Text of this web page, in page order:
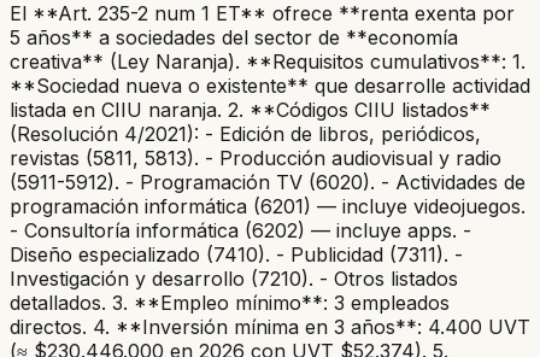
El **Art. 235-2 num 1 ET** ofrece **renta exenta por
5 años** a sociedades del sector de **economía
creativa** (Ley Naranja). **Requisitos cumulativos**: 1.
**Sociedad nueva o existente** que desarrolle actividad
listada en CIIU naranja. 2. **Códigos CIIU listados**
(Resolución 4/2021): - Edición de libros, periódicos,
revistas (5811, 5813). - Producción audiovisual y radio
(5911-5912). - Programación TV (6020). - Actividades de
programación informática (6201) — incluye videojuegos.
- Consultoría informática (6202) — incluye apps. -
Diseño especializado (7410). - Publicidad (7311). -
Investigación y desarrollo (7210). - Otros listados
detallados. 3. **Empleo mínimo**: 3 empleados
directos. 4. **Inversión mínima en 3 años**: 4.400 UVT
(≈ $230.446.000 en 2026 con UVT $52.374). 5.